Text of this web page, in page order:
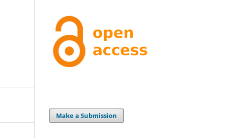
Make a Submission